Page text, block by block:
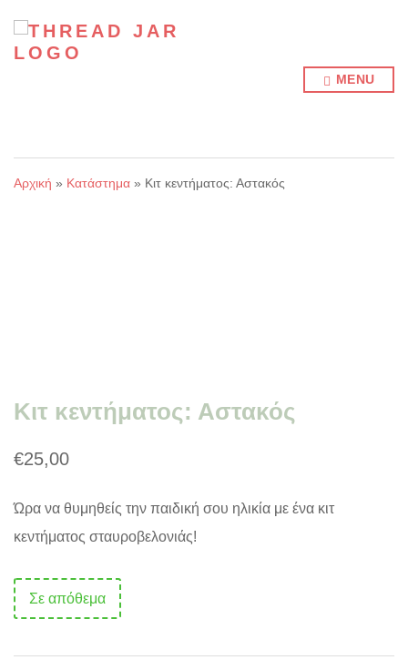
MENU
Αρχική » Κατάστημα » Κιτ κεντήματος: Αστακός
Κιτ κεντήματος: Αστακός
€25,00
Ώρα να θυμηθείς την παιδική σου ηλικία με ένα κιτ
κεντήματος σταυροβελονιάς!
Σε απόθεμα